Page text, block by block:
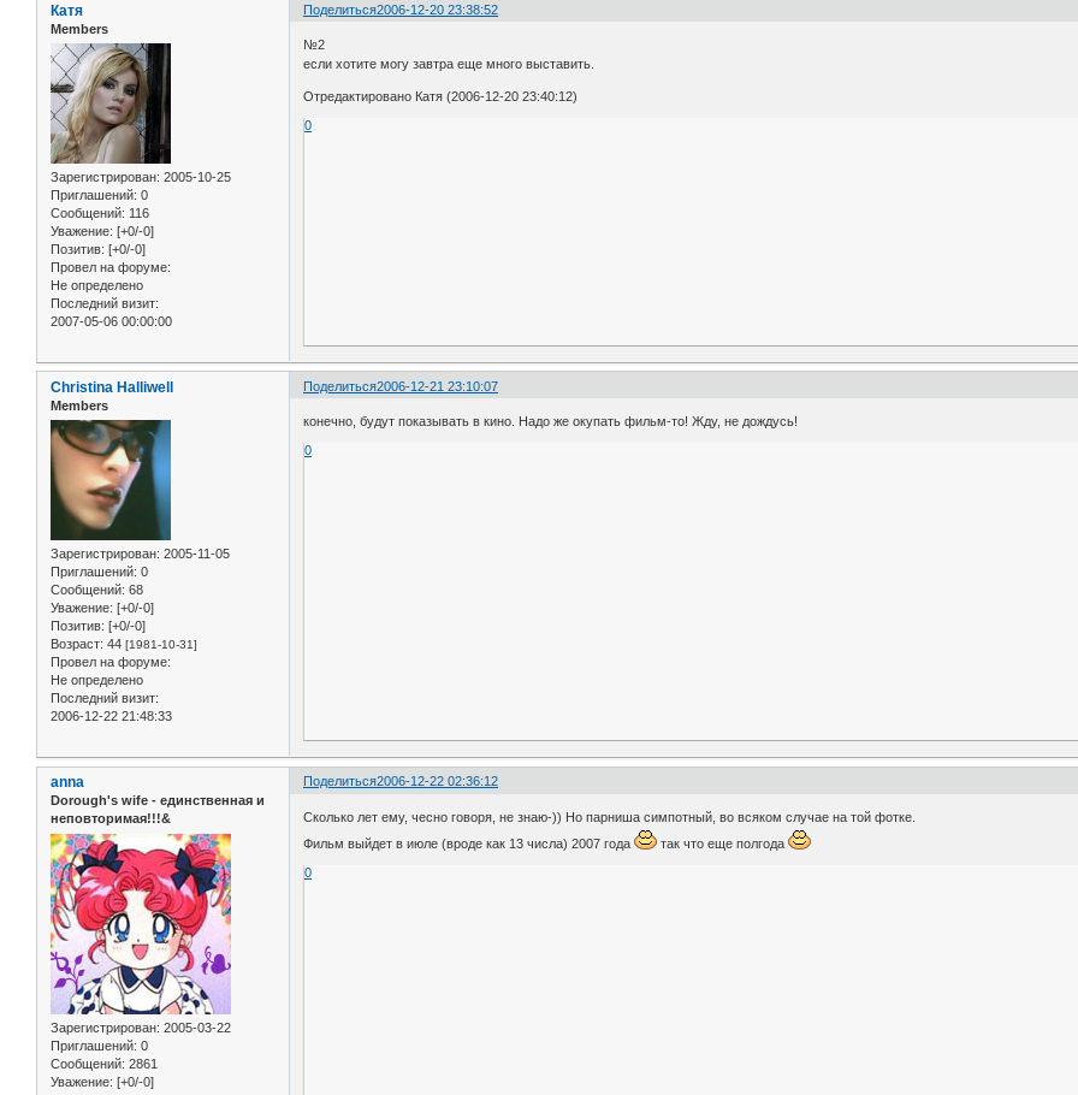
Поделиться2006-12-20 23:38:52
Катя
Members
Зарегистрирован: 2005-10-25
Приглашений: 0
Сообщений: 116
Уважение: [+0/-0]
Позитив: [+0/-0]
Провел на форуме:
Не определено
Последний визит:
2007-05-06 00:00:00
№2
если хотите могу завтра еще много выставить.
Отредактировано Катя (2006-12-20 23:40:12)
0
Поделиться2006-12-21 23:10:07
Christina Halliwell
Members
Зарегистрирован: 2005-11-05
Приглашений: 0
Сообщений: 68
Уважение: [+0/-0]
Позитив: [+0/-0]
Возраст: 44 [1981-10-31]
Провел на форуме:
Не определено
Последний визит:
2006-12-22 21:48:33
конечно, будут показывать в кино. Надо же окупать фильм-то! Жду, не дождусь!
0
Поделиться2006-12-22 02:36:12
anna
Dorough's wife - единственная и
неповторимая!!!&
Зарегистрирован: 2005-03-22
Приглашений: 0
Сообщений: 2861
Уважение: [+0/-0]
Сколько лет ему, чесно говоря, не знаю-)) Но парниша симпотный, во всяком случае на той фотке.
Фильм выйдет в июле (вроде как 13 числа) 2007 года
так что еще полгода
0